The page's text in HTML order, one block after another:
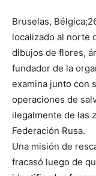
Bruselas,
localizado al norte
dibujos de flores,
fundador de la
examina junto con
operaciones de
ilegalmente de las
Federación Rusa.
Una misión de
fracasó luego de